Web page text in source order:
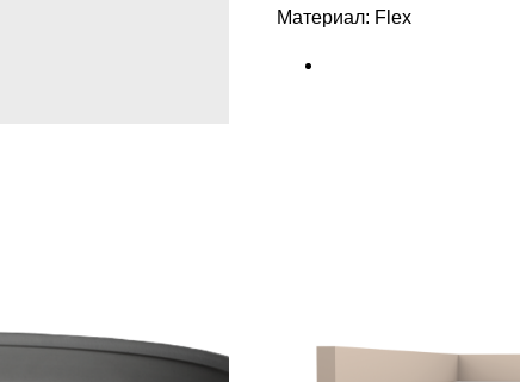
Материал: Flex